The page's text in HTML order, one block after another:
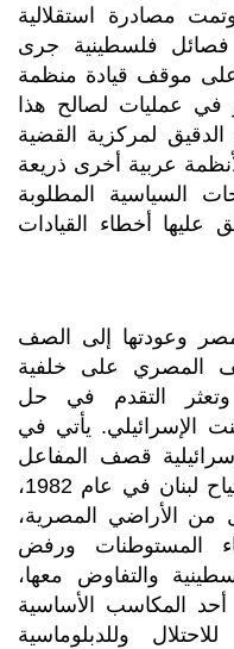
مصادرة استقلالية
فصائل فلسطينية جرى
على موقف قيادة منظمة
في عمليات لصالح هذا
لمركزية القضية
عربية أخرى ذريعة
السياسية المطلوبة
عليها أخطاء القيادات
وعودتها إلى الصف
المصري على خلفية
وتعثر التقدم في حل
الإسرائيلي. يأتي في
قصف المفاعل
النووي العراقي عام 1980، واجتياح لبنان في عام 1982،
من الأراضي المصرية،
المستوطنات ورفض
والتفاوض معها،
المكاسب الأساسية
وللدبلوماسية